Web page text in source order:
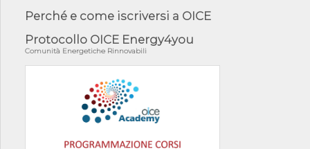
Perché e come iscriversi a OICE
Protocollo OICE Energy4you
Comunità Energetiche Rinnovabili